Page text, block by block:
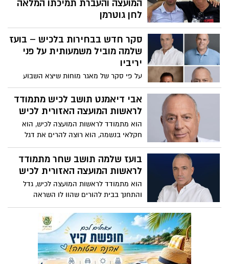
המועצה והעברת תמיכתו המלאה
לחן גוטרמן
יומיים אחריי הכרזת הריצה לראשות המועצה
של חן גוטרמן מנכ"ל המועצה, הודיע סגן ראש
המועצה אבי דיאמנט על פרישתו מהמרוץ
לראשות המועצה והעברת תמיכתו המלאה
סקר חדש בבחירות בלכיש – בועז
שלמה מוביל משמעותית על פני
יריביו
על פי סקר של מאגר מוחות שיצא השבוע
עולה כי בועז שלמה מוביל עם 50% מבעלי
הדעה.
אבי דיאמנט תושב לכיש מתמודד
לראשות המועצה האזורית לכיש
הוא מתמודד לראשות המועצה לכיש, הוא
חקלאי בנשמה, הוא רוצה להרים את דגל
החינוך ולשפר את הסעות התלמידים, הכי
חשוב לו להפוך את מועצה האזורית לכיש
למועצה אחת שווה לכולם. אבי דיאמנט עונה
הבחירות
בועז שלמה תושב שחר מתמודד
לראשות המועצה האזורית לכיש
הוא מתמודד לראשות המועצה לכיש, גדל
והתחנך בבית להורים שהוו לו השראה
לפעילות בקהילה, הוא רוצה ליצור שינוי גדול
במערכת החינוך ולהשקיע בפיתוח הכלכלה
המקומית, לא מאמין בקסמים ויעשה הכל כדי
לשנות את הדימוי של מועצה האזורית לכיש.
בועז שלמה עונה לשאלות של אתר יישובניק
נט לקראת הבחירות